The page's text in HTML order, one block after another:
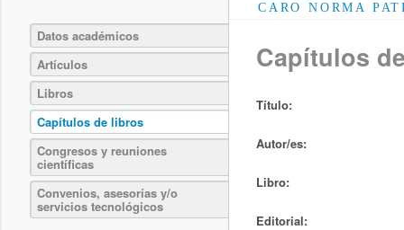
CARO NORMA
Datos académicos
Artículos
Libros
Capítulos de libros
Congresos y reuniones
científicas
Convenios, asesorías y/o
servicios tecnológicos
Capítulos
Título:
Autor/es:
Libro:
Editorial: